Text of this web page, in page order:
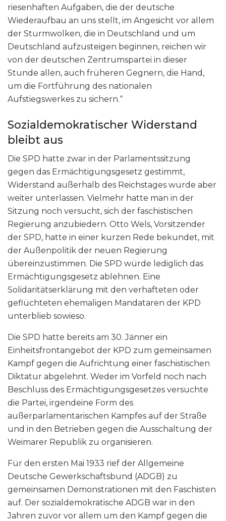
riesenhaften Aufgaben, die der deutsche
Wiederaufbau an uns stellt, im Angesicht vor allem
der Sturmwolken, die in Deutschland und um
Deutschland aufzusteigen beginnen, reichen wir
von der deutschen Zentrumspartei in dieser
Stunde allen, auch früheren Gegnern, die Hand,
um die Fortführung des nationalen
Aufstiegswerkes zu sichern.“
Sozialdemokratischer Widerstand
bleibt aus
Die SPD hatte zwar in der Parlamentssitzung
gegen das Ermächtigungsgesetz gestimmt,
Widerstand außerhalb des Reichstages wurde aber
weiter unterlassen. Vielmehr hatte man in der
Sitzung noch versucht, sich der faschistischen
Regierung anzubiedern. Otto Wels, Vorsitzender
der SPD, hatte in einer kurzen Rede bekundet, mit
der Außenpolitik der neuen Regierung
übereinzustimmen. Die SPD würde lediglich das
Ermächtigungsgesetz ablehnen. Eine
Solidaritätserklärung mit den verhafteten oder
geflüchteten ehemaligen Mandataren der KPD
unterblieb sowieso.
Die SPD hatte bereits am 30. Jänner ein
Einheitsfrontangebot der KPD zum gemeinsamen
Kampf gegen die Aufrichtung einer faschistischen
Diktatur abgelehnt. Weder im Vorfeld noch nach
Beschluss des Ermächtigungsgesetzes versuchte
die Partei, irgendeine Form des
außerparlamentarischen Kampfes auf der Straße
und in den Betrieben gegen die Ausschaltung der
Weimarer Republik zu organisieren.
Für den ersten Mai 1933 rief der Allgemeine
Deutsche Gewerkschaftsbund (ADGB) zu
gemeinsamen Demonstrationen mit den Faschisten
auf. Der sozialdemokratische ADGB war in den
Jahren zuvor vor allem um den Kampf gegen die